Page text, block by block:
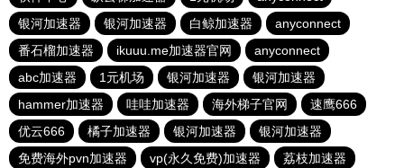
银河加速器
银河加速器 白鲸加速器
anyconnect
番石榴加速器
ikuuu.me加速器官网
anyconnect
abc加速器
1元机场 银河加速器
银河加速器
hammer加速器
哇哇加速器 海外梯子官网
速鹰666
优云666
橘子加速器 银河加速器
银河加速器
免费海外pvn加速器
vp(永久免费)加速器 荔枝加速器